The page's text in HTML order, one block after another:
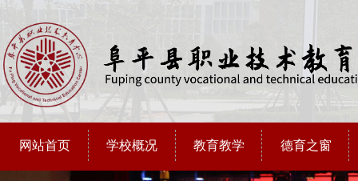
网站首页 学校概况 教育教学 德育之窗